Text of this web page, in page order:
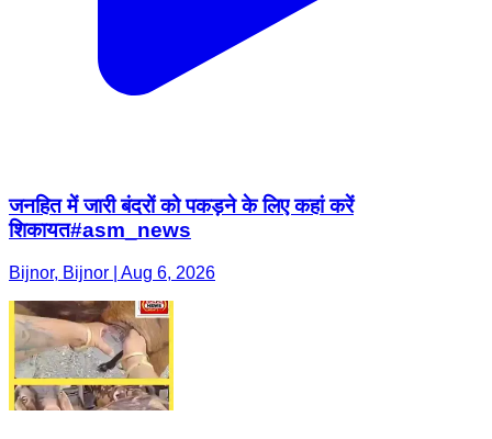
जनहित में जारी बंदरों को पकड़ने के लिए कहां करें
शिकायत#asm_news
Bijnor, Bijnor | Aug 6, 2026